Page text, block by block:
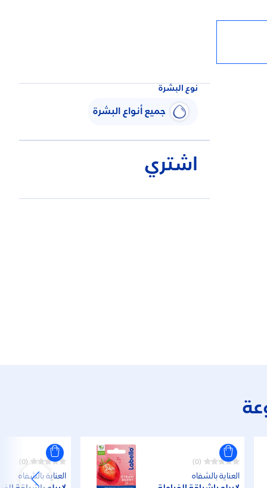
نوع البشرة
جميع أنواع البشرة
اشتري
(0)
العناية بالشفاه
(0)
العناية بالشفاه